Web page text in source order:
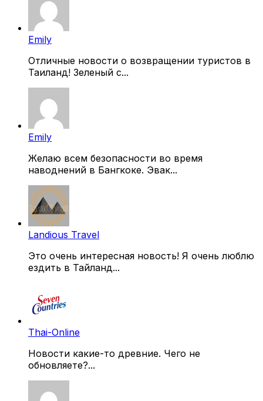
Emily
Отличные новости о возвращении туристов в
Таиланд! Зеленый с...
Emily
Желаю всем безопасности во время
наводнений в Бангкоке. Эвак...
Landious Travel
Это очень интересная новость! Я очень люблю
ездить в Тайланд...
Thai-Online
Новости какие-то древние. Чего не
обновляете?...